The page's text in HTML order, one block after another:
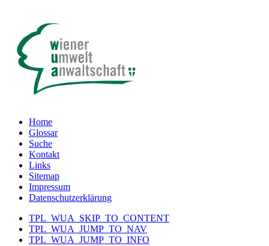
Home
Glossar
Suche
Kontakt
Links
Sitemap
Impressum
Datenschutzerklärung
TPL_WUA_SKIP_TO_CONTENT
TPL_WUA_JUMP_TO_NAV
TPL_WUA_JUMP_TO_INFO